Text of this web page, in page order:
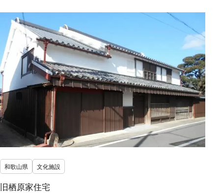
和歌山県 文化施設
旧栖原家住宅